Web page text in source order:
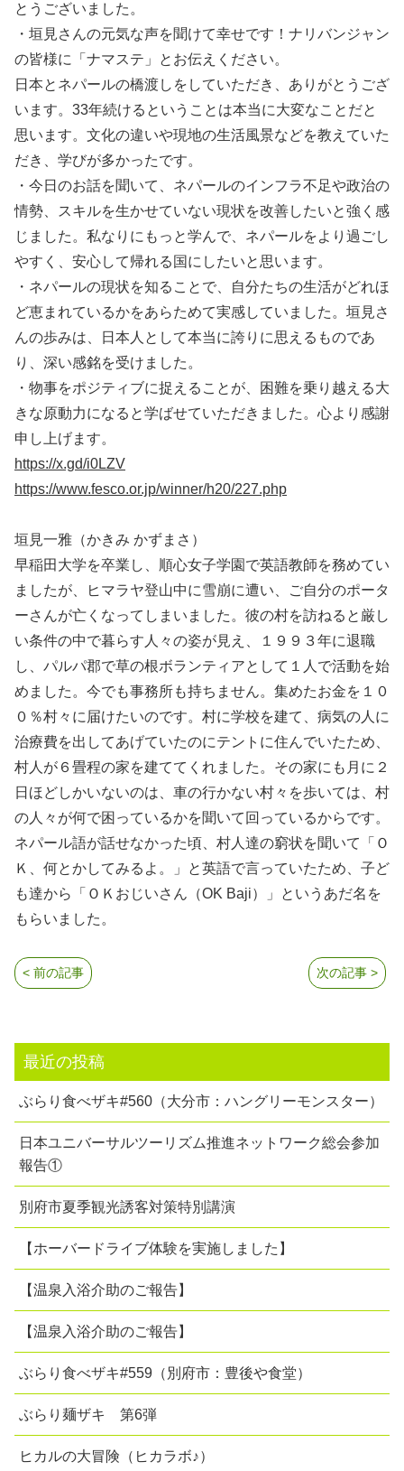
とうございました。
・垣見さんの元気な声を聞けて幸せです！ナリバンジャン
の皆様に「ナマステ」とお伝えください。
日本とネパールの橋渡しをしていただき、ありがとうござ
います。33年続けるということは本当に大変なことだと
思います。文化の違いや現地の生活風景などを教えていた
だき、学びが多かったです。
・今日のお話を聞いて、ネパールのインフラ不足や政治の
情勢、スキルを生かせていない現状を改善したいと強く感
じました。私なりにもっと学んで、ネパールをより過ごし
やすく、安心して帰れる国にしたいと思います。
・ネパールの現状を知ることで、自分たちの生活がどれほ
ど恵まれているかをあらためて実感していました。垣見さ
んの歩みは、日本人として本当に誇りに思えるものであ
り、深い感銘を受けました。
・物事をポジティブに捉えることが、困難を乗り越える大
きな原動力になると学ばせていただきました。心より感謝
申し上げます。
https://x.gd/i0LZV
https://www.fesco.or.jp/winner/h20/227.php
垣見一雅（かきみ かずまさ）
早稲田大学を卒業し、順心女子学園で英語教師を務めてい
ましたが、ヒマラヤ登山中に雪崩に遭い、ご自分のポータ
ーさんが亡くなってしまいました。彼の村を訪ねると厳し
い条件の中で暮らす人々の姿が見え、１９９３年に退職
し、パルパ郡で草の根ボランティアとして１人で活動を始
めました。今でも事務所も持ちません。集めたお金を１０
０％村々に届けたいのです。村に学校を建て、病気の人に
治療費を出してあげていたのにテントに住んでいたため、
村人が６畳程の家を建ててくれました。その家にも月に２
日ほどしかいないのは、車の行かない村々を歩いては、村
の人々が何で困っているかを聞いて回っているからです。
ネパール語が話せなかった頃、村人達の窮状を聞いて「Ｏ
Ｋ、何とかしてみるよ。」と英語で言っていたため、子ど
も達から「ＯＫおじいさん（OK Baji）」というあだ名を
もらいました。
次の記事 >
< 前の記事
最近の投稿
ぶらり食べザキ#560（大分市：ハングリーモンスター）
日本ユニバーサルツーリズム推進ネットワーク総会参加
報告①
別府市夏季観光誘客対策特別講演
【ホーバードライブ体験を実施しました】
【温泉入浴介助のご報告】
【温泉入浴介助のご報告】
ぶらり食べザキ#559（別府市：豊後や食堂）
ぶらり麺ザキ 第6弾
ヒカルの大冒険（ヒカラボ♪）